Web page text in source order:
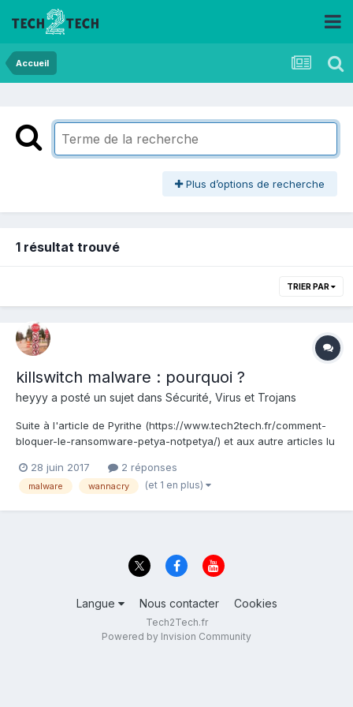
Accueil
Plus d’options de recherche
1 résultat trouvé
TRIER PAR
killswitch malware : pourquoi ?
heyyy a posté un sujet dans Sécurité, Virus et Trojans
Suite à l'article de Pyrithe (https://www.tech2tech.fr/comment-
bloquer-le-ransomware-petya-notpetya/) et aux autre articles lu
demandais quel intérêt avait leur(s) créateur(s) à mettre en
place un dispositif de "killswitch"... Des idé...
28 juin 2017 2 réponses
malware wannacry (et 1 en plus)
Langue Nous contacter Cookies
Tech2Tech.fr
Powered by Invision Community